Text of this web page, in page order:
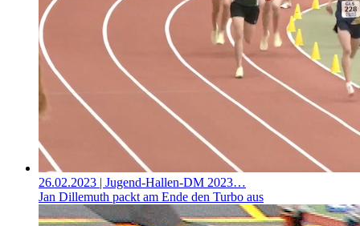
26.02.2023 | Jugend-Hallen-DM 2023…
Jan Dillemuth packt am Ende den Turbo aus